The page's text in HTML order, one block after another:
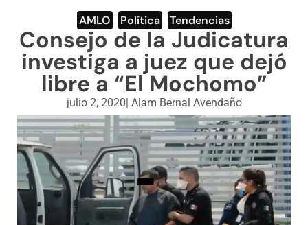
ENGLISH SECTION
VIDEOS
AMLO Política Tendencias
Consejo de la Judicatura
investiga a juez que dejó
libre a “El Mochomo”
julio 2, 2020| Alam Bernal Avendaño